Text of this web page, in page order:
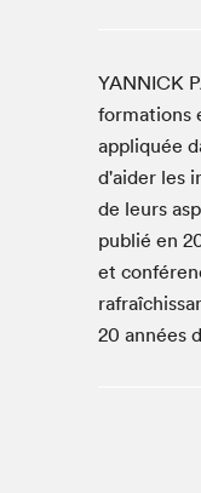
Les matins
Espace Lis-
Le grand
Espace
Tapis rouge
Zone Manga
La Grande
YANNICK
formations
appliquée
d'aider les
de leurs
publié en
et
20 années